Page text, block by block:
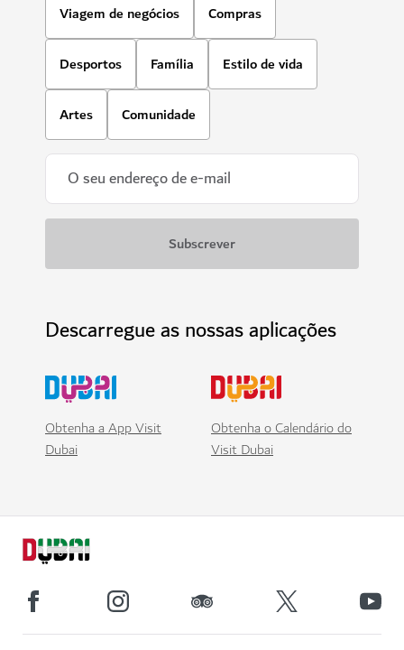
Viagem de negócios Compras
Desportos Família Estilo de vida
Artes Comunidade
Descarregue as nossas aplicações
Obtenha a App Visit
Dubai
Obtenha o Calendário do
Visit Dubai